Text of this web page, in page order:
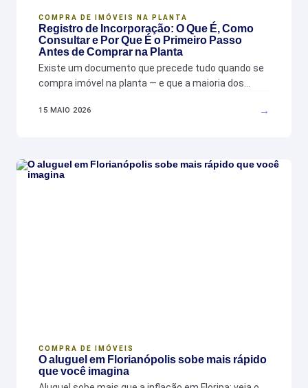
COMPRA DE IMÓVEIS NA PLANTA
Registro de Incorporação: O Que É, Como
Consultar e Por Que É o Primeiro Passo
Antes de Comprar na Planta
Existe um documento que precede tudo quando se
compra imóvel na planta — e que a maioria dos…
15 MAIO 2026 →
COMPRA DE IMÓVEIS
O aluguel em Florianópolis sobe mais rápido
que você imagina